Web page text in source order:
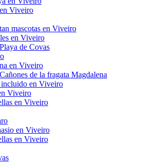
Viveiro
mascotas en Viveiro
en Viveiro
de Covas
en Viveiro
de la fragata Magdalena
en Viveiro
Viveiro
en Viveiro
en Viveiro
en Viveiro